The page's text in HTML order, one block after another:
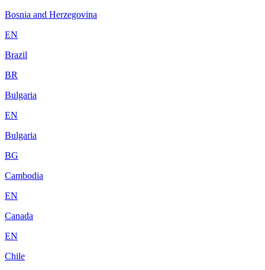
Bosnia and Herzegovina
EN
Brazil
BR
Bulgaria
EN
Bulgaria
BG
Cambodia
EN
Canada
EN
Chile